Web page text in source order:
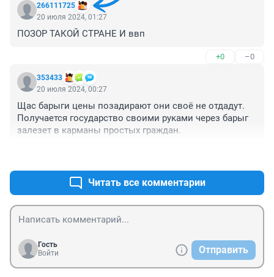
266111725
20 июля 2024, 01:27
ПОЗОР ТАКОЙ СТРАНЕ И ввп
+0 –0
353433
20 июля 2024, 00:27
Щас барыги цены позадирают они своё не отдадут.
Получается государство своими руками через барыг
залезет в карманы простых граждан.
Читать все комментарии
Гость
Войти
Отправить